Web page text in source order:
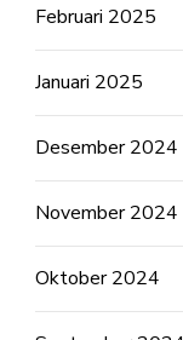
Februari 2025
Januari 2025
Desember 2024
November 2024
Oktober 2024